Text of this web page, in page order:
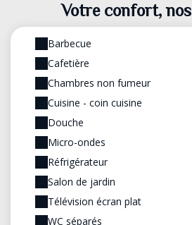
Votre confort,
Barbecue
Cafetière
Chambres non fumeur
Cuisine - coin cuisine
Douche
Micro-ondes
Réfrigérateur
Salon de jardin
Télévision écran plat
WC séparés